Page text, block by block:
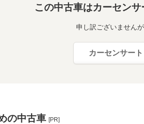
この中古車はカーセン
申し訳ございません
カーセンサー
の中古車 [PR]